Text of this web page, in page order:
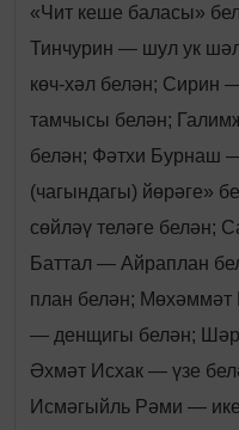
«Чит кеше баласы»
Тинчурин — шул ук
көч-хәл белән; Сирин
тамчысы белән;
белән; Фәтхи Бурнаш
(чагындагы) йөрәге»
сөйләү теләге белән;
Баттал — Айраплан
план белән; Мөхәммәт
— денщигы белән;
Әхмәт Исхак — үзе
Исмәгыйль Рәми —